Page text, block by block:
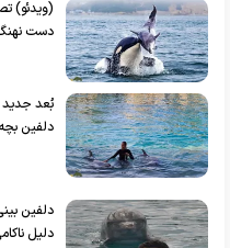
(ویدئو)
دست
بُعد جدید
دلفین
دلفین
دلیل